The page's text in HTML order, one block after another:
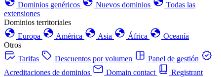
Dominios genéricos
Nuevos dominios
Todas las
extensiones
Dominios territoriales
Europa
América Asia África
Oceanía
Otros
Tarifas
Descuentos por volumen
Panel de gestión
Acreditaciones de dominios
Domain contact
Registrant